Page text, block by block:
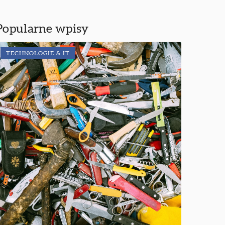
wpisy
TECHNOLOGIE & IT